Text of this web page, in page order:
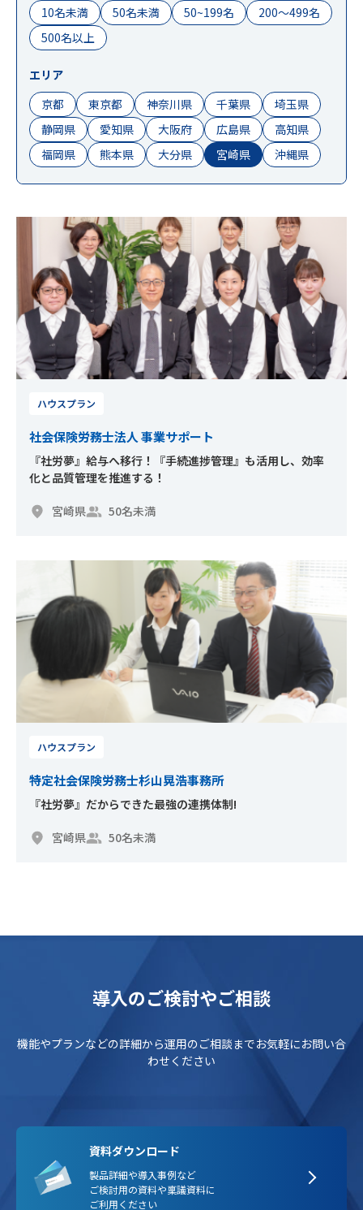
10名未満
50名未満 50~199名
200〜499名
500名以上
エリア
京都
東京都 神奈川県 千葉県
埼玉県
静岡県
愛知県 大阪府 広島県
高知県
福岡県
熊本県 大分県 宮崎県 沖縄県
ハウスプラン
社会保険労務士法人 事業サポート
『社労夢』給与へ移行！『手続進捗管理』も活用し、効率
化と品質管理を推進する！
宮崎県 50名未満
ハウスプラン
特定社会保険労務士杉山晃浩事務所
『社労夢』だからできた最強の連携体制!
宮崎県 50名未満
導入のご検討やご相談
機能やプランなどの詳細から運用のご相談までお気軽にお問い合
わせください
資料ダウンロード
製品詳細や導入事例など
ご検討用の資料や稟議資料に
ご利用ください